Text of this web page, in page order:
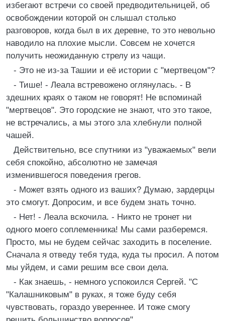
избегают встречи со своей предводительницей, об
освобождении которой он слышал столько
разговоров, когда был в их деревне, то это невольно
наводило на плохие мысли. Совсем не хочется
получить неожиданную стрелу из чащи.
- Это не из-за Ташии и её истории с "мертвецом"?
- Тише! - Леала встревожено оглянулась. - В
здешних краях о таком не говорят! Не вспоминай
"мертвецов". Это городские не знают, что это такое,
не встречались, а мы этого зла хлебнули полной
чашей.
Действительно, все спутники из "уважаемых" вели
себя спокойно, абсолютно не замечая
изменившегося поведения грегов.
- Может взять одного из ваших? Думаю, зардерцы
это смогут. Допросим, и все будем знать точно.
- Нет! - Леала вскочила. - Никто не тронет ни
одного моего соплеменника! Мы сами разберемся.
Просто, мы не будем сейчас заходить в поселение.
Сначала я отведу тебя туда, куда ты просил. А потом
мы уйдем, и сами решим все свои дела.
- Как знаешь, - немного успокоился Сергей. "С
"Калашниковым" в руках, я тоже буду себя
чувствовать, гораздо увереннее. И тоже смогу